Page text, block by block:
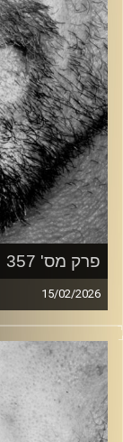
פרק מס' 357
15/02/2026
זיפים, מוזיקה
כל מה שחי,
עם שמוליק רגב.
קרדיט תמונות: